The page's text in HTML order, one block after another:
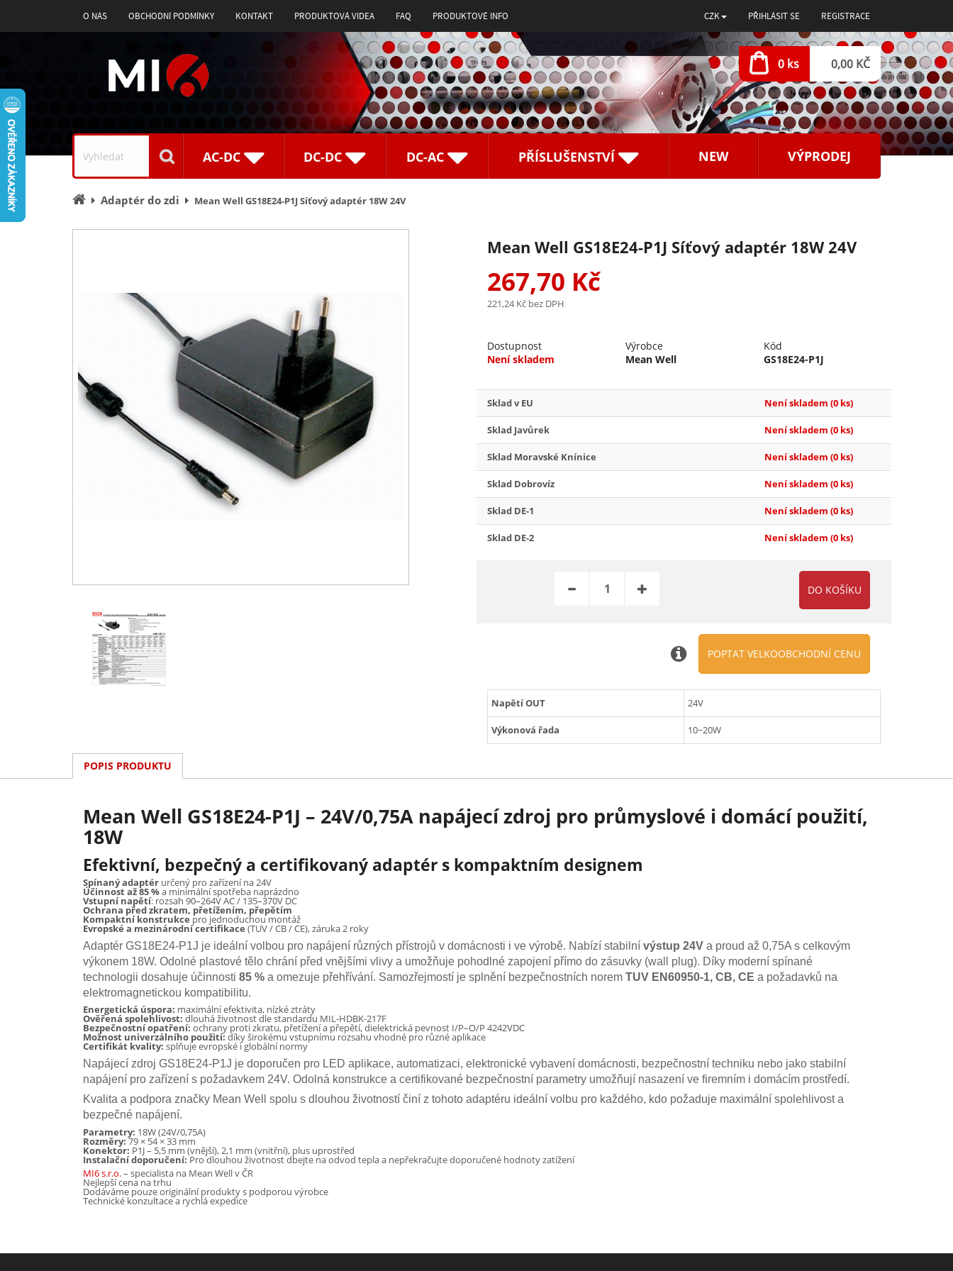
O NÁS OBCHODNÍ PODMÍNKY KONTAKT PRODUKTOVÁ VIDEA FAQ PRODUKTOVÉ INFO CZK PŘIHLÁSIT SE REGISTRACE
0 ks 0,00 KČ
Vyhledávání
AC-DC DC-DC DC-AC PŘÍSLUŠENSTVÍ NEW VÝPRODEJ
ÚvodníAdaptér do zdi Mean Well GS18E24-P1J Síťový adaptér 18W 24V
Mean Well GS18E24-P1J Síťový adaptér 18W 24V
267,70 Kč
221,24 Kč bez DPH
Dostupnost
Není skladem
Výrobce
Mean Well
Kód
GS18E24-P1J
Sklad v EU Není skladem (0 ks)
Sklad Javůrek Není skladem (0 ks)
Sklad Moravské Knínice Není skladem (0 ks)
Sklad Dobrovíz Není skladem (0 ks)
Sklad DE-1 Není skladem (0 ks)
Sklad DE-2 Není skladem (0 ks)
POPTAT VELKOOBCHODNÍ CENU
Napětí OUT 24V
Výkonová řada 10~20W
POPIS PRODUKTU
Mean Well GS18E24-P1J – 24V/0,75A napájecí zdroj pro průmyslové i domácí použití,
18W
Efektivní, bezpečný a certifikovaný adaptér s kompaktním designem
Spínaný adaptér určený pro zařízení na 24V
Účinnost až 85 %a minimální spotřeba naprázdno
Vstupní napětí: rozsah 90–264V AC / 135–370V DC
Ochrana před zkratem, přetížením, přepětím
Kompaktní konstrukce pro jednoduchou montáž
Evropské a mezinárodní certifikace (TUV / CB / CE), záruka 2 roky
Adaptér GS18E24-P1J je ideální volbou pro napájení různých přístrojů v domácnosti i ve výrobě. Nabízí stabilní výstup 24V a proud až 0,75A s celkovým
výkonem 18W. Odolné plastové tělo chrání před vnějšími vlivy a umožňuje pohodlné zapojení přímo do zásuvky (wall plug). Díky moderní spínané
technologii dosahuje účinnosti 85 % a omezuje přehřívání. Samozřejmostí je splnění bezpečnostních norem TUV EN60950-1, CB, CE a požadavků na
elektromagnetickou kompatibilitu.
Energetická úspora: maximální efektivita, nízké ztráty
Ověřená spolehlivost: dlouhá životnost dle standardu MIL-HDBK-217F
Bezpečnostní opatření: ochrany proti zkratu, přetížení a přepětí, dielektrická pevnost I/P–O/P 4242VDC
Možnost univerzálního použití:díky širokému vstupnímu rozsahu vhodné pro různé aplikace
Certifikát kvality: splňuje evropské i globální normy
Napájecí zdroj GS18E24-P1J je doporučen pro LED aplikace, automatizaci, elektronické vybavení domácnosti, bezpečnostní techniku nebo jako stabilní
napájení pro zařízení s požadavkem 24V. Odolná konstrukce a certifikované bezpečnostní parametry umožňují nasazení ve firemním i domácím prostředí.
Kvalita a podpora značky Mean Well spolu s dlouhou životností činí z tohoto adaptéru ideální volbu pro každého, kdo požaduje maximální spolehlivost a
bezpečné napájení.
Parametry: 18W (24V/0,75A)
Rozměry:79 × 54 × 33 mm
Konektor: P1J – 5,5 mm (vnější), 2,1 mm (vnitřní), plus uprostřed
Instalační doporučení:Pro dlouhou životnost dbejte na odvod tepla a nepřekračujte doporučené hodnoty zatížení
MI6 s.r.o.– specialista na Mean Well v ČR
Nejlepší cena na trhu
Dodáváme pouze originální produkty s podporou výrobce
Technické konzultace a rychlá expedice